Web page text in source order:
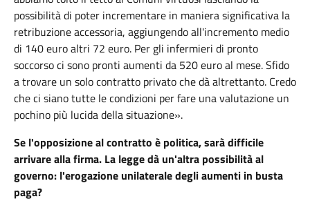
possibilità di poter incrementare in maniera significativa la
retribuzione accessoria, aggiungendo all'incremento medio
di 140 euro altri 72 euro. Per gli infermieri di pronto
soccorso ci sono pronti aumenti da 520 euro al mese. Sfido
a trovare un solo contratto privato che dà altrettanto. Credo
che ci siano tutte le condizioni per fare una valutazione un
pochino più lucida della situazione».
Se l'opposizione al contratto è politica, sarà difficile
arrivare alla firma. La legge dà un'altra possibilità al
governo: l'erogazione unilaterale degli aumenti in busta
paga?